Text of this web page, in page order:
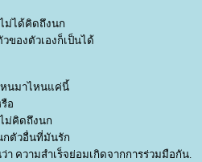
ม่ได้คิดถึงนก
ของตัวเองก็เป็นได้
นมาไหนแค่นี้
อ
ม่คิดถึงนก
กตัวอื่นที่มันรัก
ความสำเร็จย่อมเกิดจากการร่วมมือกัน.